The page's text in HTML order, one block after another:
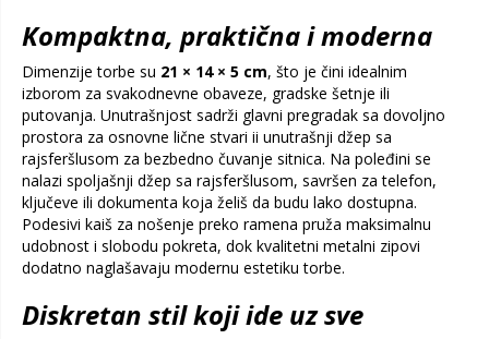
Kompaktna, praktična i moderna
Dimenzije torbe su 21 × 14 × 5 cm, što je čini idealnim
izborom za svakodnevne obaveze, gradske šetnje ili
putovanja. Unutrašnjost sadrži glavni pregradak sa dovoljno
prostora za osnovne lične stvari ii unutrašnji džep sa
rajsferšlusom za bezbedno čuvanje sitnica. Na poleđini se
nalazi spoljašnji džep sa rajsferšlusom, savršen za telefon,
ključeve ili dokumenta koja želiš da budu lako dostupna.
Podesivi kaiš za nošenje preko ramena pruža maksimalnu
udobnost i slobodu pokreta, dok kvalitetni metalni zipovi
dodatno naglašavaju modernu estetiku torbe.
Diskretan stil koji ide uz sve